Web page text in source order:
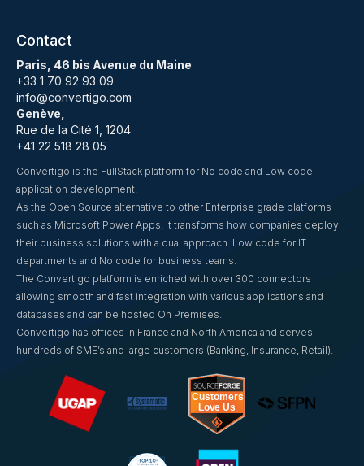
Contact
Paris, 46 bis Avenue du Maine
+33 1 70 92 93 09
info@convertigo.com
Genève,
Rue de la Cité 1, 1204
+41 22 518 28 05
Convertigo is the FullStack platform for No code and Low code
application development.
As the Open Source alternative to other Enterprise grade platforms
such as Microsoft Power Apps, it transforms how companies deploy
their business solutions with a dual approach: Low code for IT
departments and No code for business teams.
The Convertigo platform is enriched with over 300 connectors
allowing smooth and fast integration with various applications and
databases and can be hosted On Premises.
Convertigo has offices in France and North America and serves
hundreds of SME’s and large customers (Banking, Insurance, Retail).